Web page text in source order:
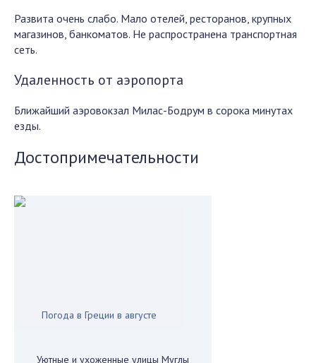
Развита очень слабо. Мало отелей, ресторанов, крупных
магазинов, банкоматов. Не распространена транспортная
сеть.
Удаленность от аэропорта
Ближайший аэровокзал Милас-Бодрум в сорока минутах
езды.
Достопримечательности
Погода в Греции в августе
Уютные и ухоженные улицы Муглы